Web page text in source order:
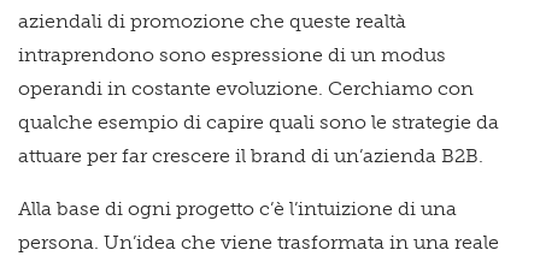
aziendali di promozione che queste realtà
intraprendono sono espressione di un modus
operandi in costante evoluzione. Cerchiamo con
qualche esempio di capire quali sono le strategie da
attuare per far crescere il brand di un’azienda B2B.
Alla base di ogni progetto c’è l’intuizione di una
persona. Un’idea che viene trasformata in una reale